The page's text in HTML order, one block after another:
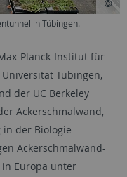
in Tübingen.
Planck-Institut für
Tübingen,
der UC Berkeley
Ackerschmalwand,
der Biologie
Ackerschmalwand-
in Europa unter